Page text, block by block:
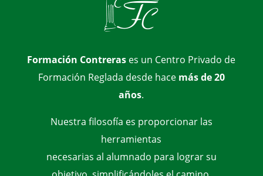
Formación Contreras es un Centro Privado de
Formación Reglada desde hace más de 20
años.
Nuestra filosofía es proporcionar las
herramientas
necesarias al alumnado para lograr su